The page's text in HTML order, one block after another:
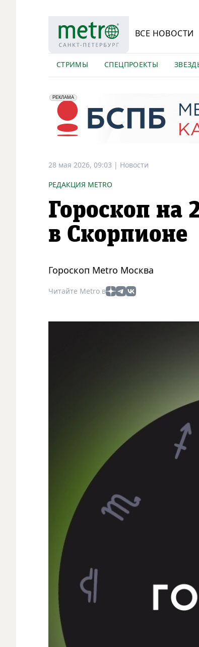
ВСЕ НОВОСТИ
СТРИМЫ СПЕЦПРОЕКТЫ
erid: 2VfnxyFybV5
РЕКЛАМА
ПАО "Банк "Санкт-Петербург", ИНН: 7831000027
28 мая 2026, 09:03 | Новости
РЕДАКЦИЯ METRO
Гороскоп на
в Скорпионе
Гороскоп Metro Москва
Читайте Metro в